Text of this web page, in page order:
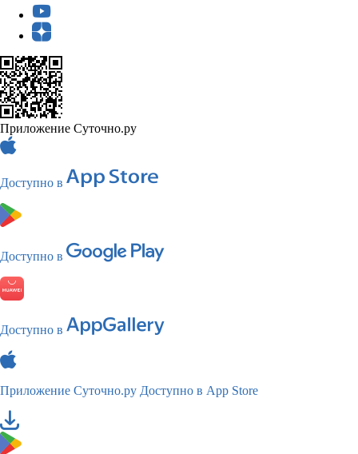
Приложение Суточно.ру
Доступно в
Доступно в
Доступно в
Приложение Суточно.ру Доступно в App Store